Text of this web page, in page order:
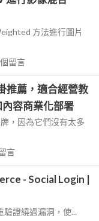
方法進行圖片
個留言
推薦，適合經營教
容商業化部署
，因為它們沒有太多
言
- Social Login |
證繞過漏洞，使...